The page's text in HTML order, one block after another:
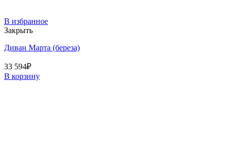
В избранное
Закрыть
Диван Марта (береза)
33 594₽
В корзину